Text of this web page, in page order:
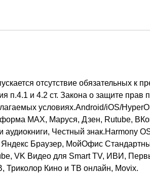
отсутствие обязательных
п.4.1 и 4.2 ст. Закона о защите прав
условиях.Android/iOS/
MAX, Маруся, Дзен, Rutube,
аудиокниги, Честный знак.Harmony
Браузер, МойОфис
VK Видео для Smart TV, ИВИ,
Триколор Кино и ТВ онлайн, Movix.